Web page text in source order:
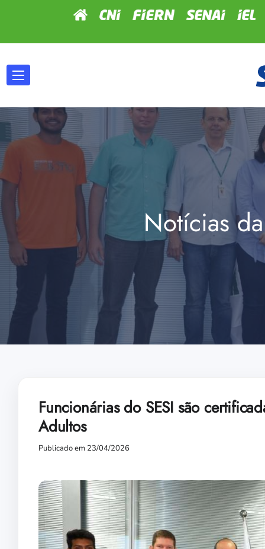
Notícias
Funcionárias do SESI são
Adultos
Publicado em 23/04/2026